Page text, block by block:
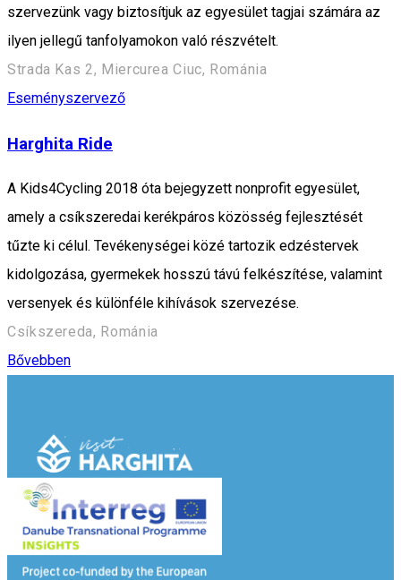
szervezünk vagy biztosítjuk az egyesület tagjai számára az
ilyen jellegű tanfolyamokon való részvételt.
Strada Kas 2, Miercurea Ciuc, Románia
Eseményszervező
Harghita Ride
A Kids4Cycling 2018 óta bejegyzett nonprofit egyesület,
amely a csíkszeredai kerékpáros közösség fejlesztését
tűzte ki célul. Tevékenységei közé tartozik edzéstervek
kidolgozása, gyermekek hosszú távú felkészítése, valamint
versenyek és különféle kihívások szervezése.
Csíkszereda, Románia
Bővebben